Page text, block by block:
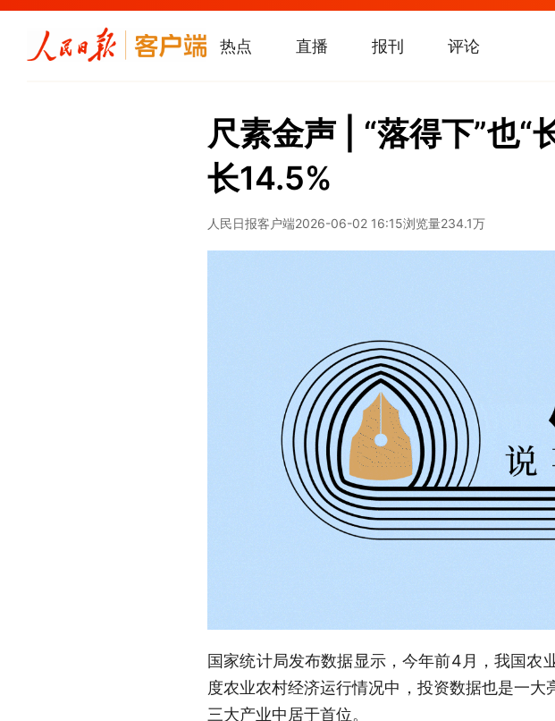
热点 直播 报刊 评论
尺素金声 | “落得下”也
长14.5%
人民日报客户端2026-06-02 16:15浏览量234.1万
国家统计局发布数据显示，今年前4月，我国农
度农业农村经济运行情况中，投资数据也是一
三大产业中居于首位。